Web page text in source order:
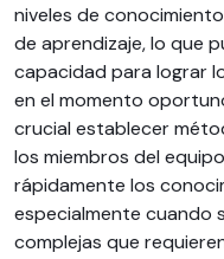
niveles de
de aprendizaje, lo que
capacidad para lograr
en el momento
crucial establecer
los miembros del
rápidamente los
especialmente cuando
complejas que